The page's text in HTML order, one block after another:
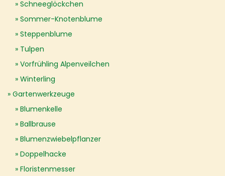
Schneeglöckchen
Sommer-Knotenblume
Steppenblume
Tulpen
Vorfrühling Alpenveilchen
Winterling
Gartenwerkzeuge
Blumenkelle
Ballbrause
Blumenzwiebelpflanzer
Doppelhacke
Floristenmesser